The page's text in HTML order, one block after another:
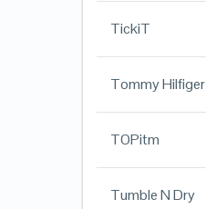
TickiT
Tommy Hilfiger
TOPitm
Tumble N Dry